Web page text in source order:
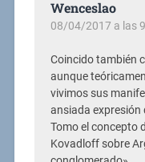
Wenceslao
08/04/2017 a las
Coincido también
aunque
vivimos sus
ansiada expresión
Tomo el concepto
Kovadloff sobre